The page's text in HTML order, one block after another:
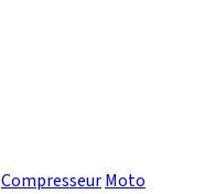
CompresseurMoto